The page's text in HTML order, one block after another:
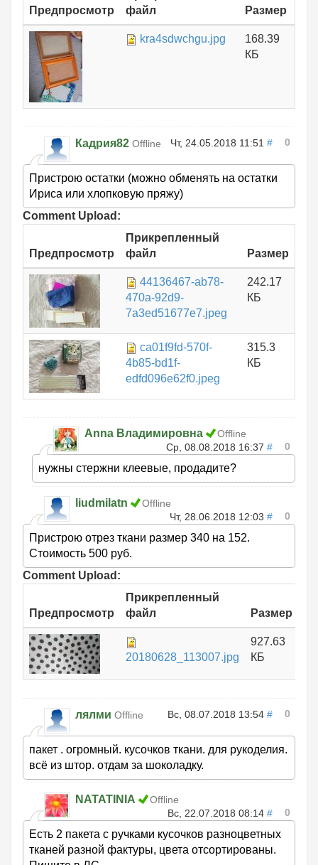
Предпросмотр
файл
Размер
kra4sdwchgu.jpg
168.39
КБ
Кадрия82 Offline Чт, 24.05.2018 11:51 # 0
Пристрою остатки (можно обменять на остатки
Ириса или хлопковую пряжу)
Comment Upload:
Предпросмотр
Прикрепленный
файл
Размер
44136467-ab78-
470a-92d9-
7a3ed51677e7.jpeg
242.17
КБ
ca01f9fd-570f-
4b85-bd1f-
edfd096e62f0.jpeg
315.3
КБ
Anna Владимировна
Offline
Ср, 08.08.2018 16:37 # 0
нужны стержни клеевые, продадите?
liudmilatn
Offline
Чт, 28.06.2018 12:03 # 0
Пристрою отрез ткани размер 340 на 152.
Стоимость 500 руб.
Comment Upload:
Предпросмотр
Прикрепленный
файл
Размер
20180628_113007.jpg
927.63
КБ
лялми Offline Вс, 08.07.2018 13:54 # 0
пакет . огромный. кусочков ткани. для рукоделия.
всё из штор. отдам за шоколадку.
NATATINIA
Offline
Вс, 22.07.2018 08:14 # 0
Есть 2 пакета с ручками кусочков разноцветных
тканей разной фактуры, цвета отсортированы.